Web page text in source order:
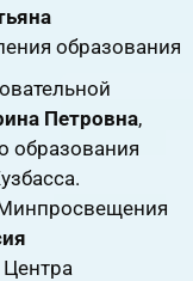
образования
Петровна,
образования